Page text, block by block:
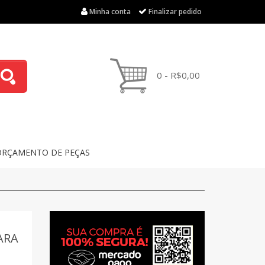
Minha conta Finalizar pedido
0 - R$0,00
DE PEÇAS